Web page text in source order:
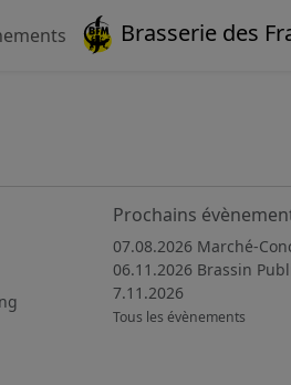
Brasserie des
Prochains
07.08.2026 Marché-
06.11.2026 Brassin
7.11.2026
Tous les évènements